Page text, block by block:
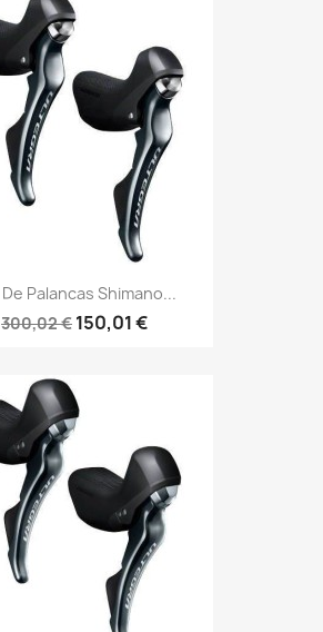
Palancas Shimano...
300,02 € 150,01 €